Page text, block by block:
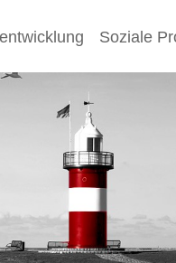
Soziale